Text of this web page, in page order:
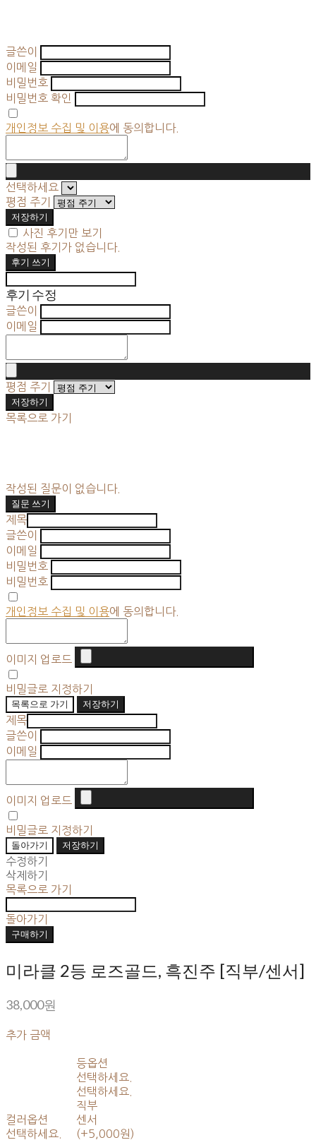
글쓴이
이메일
비밀번호
비밀번호 확인
개인정보 수집 및 이용에 동의합니다.
선택하세요
평점 주기
저장하기
사진 후기만 보기
작성된 후기가 없습니다.
후기 쓰기
후기 수정
글쓴이
이메일
평점 주기
저장하기
목록으로 가기
작성된 질문이 없습니다.
질문 쓰기
제목
글쓴이
이메일
비밀번호
비밀번호
개인정보 수집 및 이용에 동의합니다.
이미지 업로드
비밀글로 지정하기
목록으로 가기
저장하기
제목
글쓴이
이메일
이미지 업로드
비밀글로 지정하기
돌아가기
저장하기
수정하기
삭제하기
목록으로 가기
돌아가기
구매하기
미라클 2등 로즈골드, 흑진주 [직부/센서]
38,000원
추가 금액
컬러옵션
선택하세요.
등옵션
선택하세요.
선택하세요.
직부
센서
(+5,000원)